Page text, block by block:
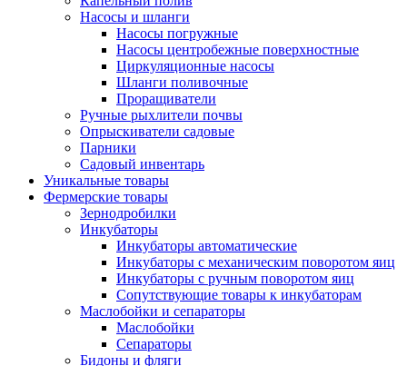
Насосы и шланги
Насосы погружные
Насосы центробежные поверхностные
Циркуляционные насосы
Шланги поливочные
Проращиватели
Ручные рыхлители почвы
Опрыскиватели садовые
Парники
Садовый инвентарь
Уникальные товары
Фермерские товары
Зернодробилки
Инкубаторы
Инкубаторы автоматические
Инкубаторы с механическим поворотом яиц
Инкубаторы с ручным поворотом яиц
Сопутствующие товары к инкубаторам
Маслобойки и сепараторы
Маслобойки
Сепараторы
Бидоны и фляги